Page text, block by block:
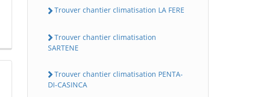
Trouver chantier climatisation LA FERE
Trouver chantier climatisation
SARTENE
Trouver chantier climatisation PENTA-
DI-CASINCA